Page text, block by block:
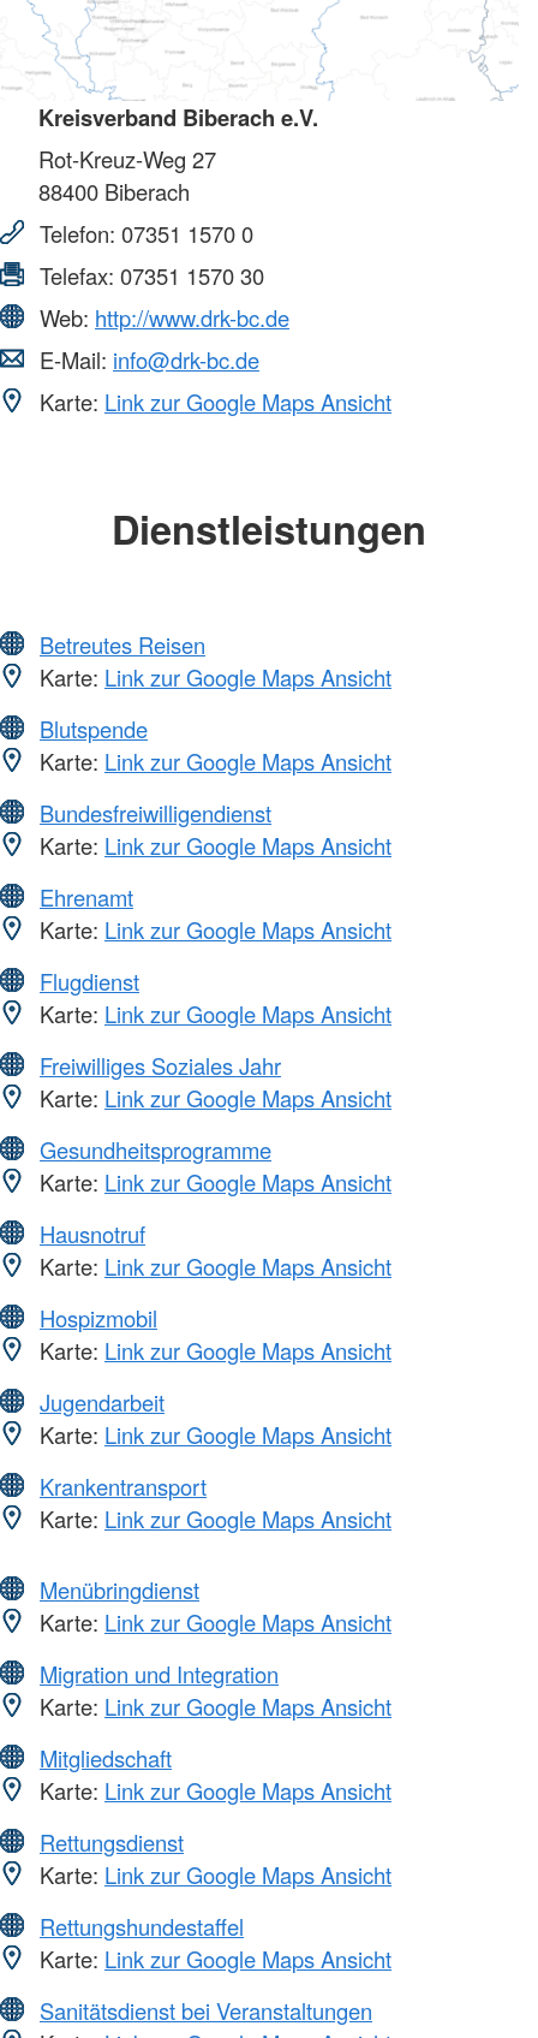
Kreisverband Biberach e.V.
Rot-Kreuz-Weg 27
88400 Biberach
Telefon: 07351 1570 0
Telefax: 07351 1570 30
Web: http://www.drk-bc.de
E-Mail: info@drk-bc.de
Karte: Link zur Google Maps Ansicht
Dienstleistungen
Betreutes Reisen
Karte: Link zur Google Maps Ansicht
Blutspende
Karte: Link zur Google Maps Ansicht
Bundesfreiwilligendienst
Karte: Link zur Google Maps Ansicht
Ehrenamt
Karte: Link zur Google Maps Ansicht
Flugdienst
Karte: Link zur Google Maps Ansicht
Freiwilliges Soziales Jahr
Karte: Link zur Google Maps Ansicht
Gesundheitsprogramme
Karte: Link zur Google Maps Ansicht
Hausnotruf
Karte: Link zur Google Maps Ansicht
Hospizmobil
Karte: Link zur Google Maps Ansicht
Jugendarbeit
Karte: Link zur Google Maps Ansicht
Krankentransport
Karte: Link zur Google Maps Ansicht
Menübringdienst
Karte: Link zur Google Maps Ansicht
Migration und Integration
Karte: Link zur Google Maps Ansicht
Mitgliedschaft
Karte: Link zur Google Maps Ansicht
Rettungsdienst
Karte: Link zur Google Maps Ansicht
Rettungshundestaffel
Karte: Link zur Google Maps Ansicht
Sanitätsdienst bei Veranstaltungen